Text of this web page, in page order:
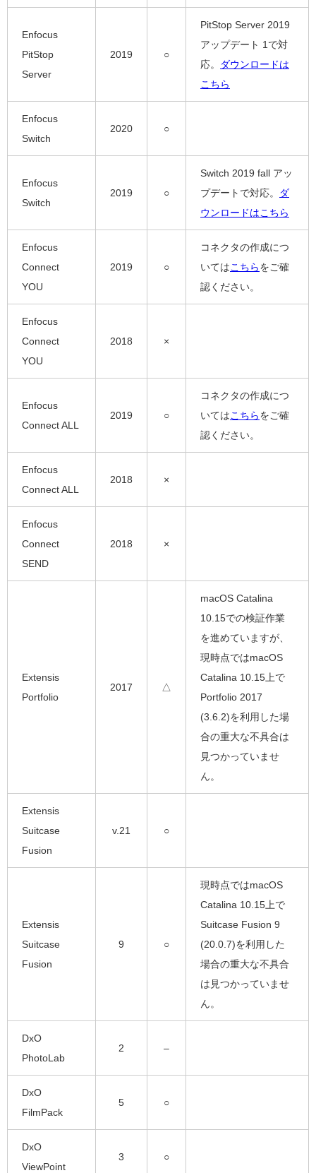
Enfocus
PitStop
Server
2019 ○
PitStop Server 2019
アップデート 1で対
応。
ダウンロードは
こちら
Enfocus
Switch
2020 ○
Enfocus
Switch
2019 ○
Switch 2019 fall アッ
プデートで対応。
ダ
ウンロードはこちら
Enfocus
Connect
YOU
2019 ○
コネクタの作成につ
いてはこちらをご確
認ください。
Enfocus
Connect
YOU
2018 ×
Enfocus
Connect ALL
2019 ○
コネクタの作成につ
いてはこちらをご確
認ください。
Enfocus
Connect ALL
2018 ×
Enfocus
Connect
SEND
2018 ×
Extensis
Portfolio
2017 △
macOS Catalina
10.15での検証作業
を進めていますが、
現時点ではmacOS
Catalina 10.15上で
Portfolio 2017
(3.6.2)を利用した場
合の重大な不具合は
見つかっていませ
ん。
Extensis
Suitcase
Fusion
v.21 ○
Extensis
Suitcase
Fusion
9 ○
現時点ではmacOS
Catalina 10.15上で
Suitcase Fusion 9
(20.0.7)を利用した
場合の重大な不具合
は見つかっていませ
ん。
DxO
PhotoLab
2 –
DxO
FilmPack
5 ○
DxO
ViewPoint
3 ○